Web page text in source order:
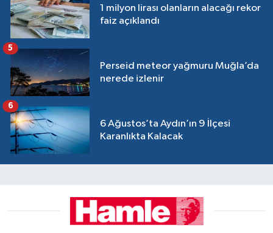
1 milyon lirası olanların alacağı rekor
faiz açıklandı
Perseid meteor yağmuru Muğla’da
nerede izlenir
5
6 Ağustos’ta Aydın’ın 9 İlçesi
Karanlıkta Kalacak
6